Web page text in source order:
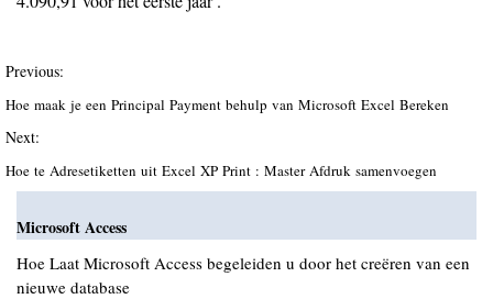
Previous:
Hoe maak je een Principal Payment behulp van Microsoft Excel Bereken
Next:
Hoe te Adresetiketten uit Excel XP Print : Master Afdruk samenvoegen
Microsoft Access
Hoe Laat Microsoft Access begeleiden u door het creëren van een
nieuwe database